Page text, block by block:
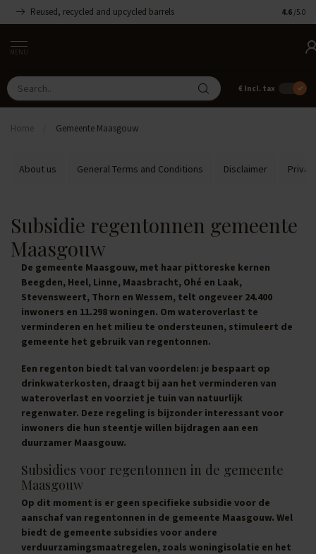
Reused, recycled and upcycled barrels 4.6 /5.0
MENU
€ Incl. tax
Home Gemeente Maasgouw
About us General Terms and Conditions Disclaimer
Subsidie regentonnen gemeente
Maasgouw
De gemeente Maasgouw, met haar pittoreske kernen
Beegden, Heel, Linne, Maasbracht, Ohé en Laak,
Stevensweert, Thorn en Wessem, telt ongeveer 24.400
inwoners en 11.298 woningen. Om wateroverlast te
verminderen en het milieu te ondersteunen, stimuleert de
gemeente het gebruik van regentonnen.
Een regenton biedt tal van voordelen: je bespaart op
drinkwaterkosten, draagt bij aan het verminderen van
wateroverlast en voorziet je tuin van natuurlijk
regenwater. Deze regeling is bijzonder interessant voor
inwoners die hun steentje willen bijdragen aan een
duurzamer Maasgouw.
Subsidies voor regentonnen in de gemeente
Maasgouw
Op dit moment is er geen specifieke subsidie voor de
aanschaf van regentonnen in de gemeente Maasgouw. Wel
biedt de gemeente subsidies voor andere
verduurzamingsmaatregelen, zoals woningisolatie en het